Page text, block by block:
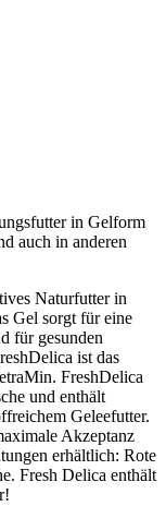
in Gelform
auch in anderen
Naturfutter in
Gel sorgt für eine
für gesunden
ist das
FreshDelica
und enthält
Geleefutter.
Akzeptanz
erhältlich: Rote
Fresh Delica enthält